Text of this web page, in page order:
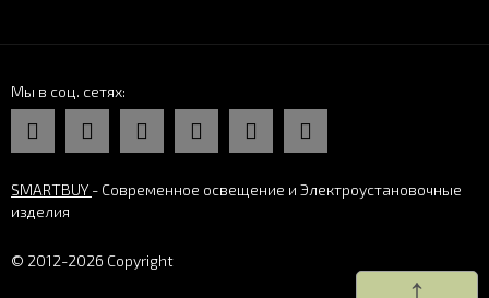
Мы в соц. сетях
SMARTBUY - Современное освещение и Электроустановочные
изделия
© 2012-2026 Copyright